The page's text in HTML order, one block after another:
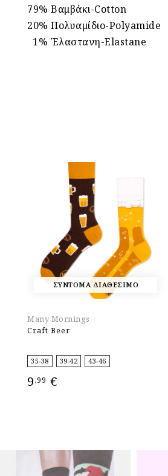
79% Βαμβάκι-Cotton
20% Πολυαμίδιο-Polyamide
1% Έλαστανη-Elastane
ΣΥΝΤΟΜΑ ΔΙΑΘΕΣΙΜΟ
Many Mornings
Craft Beer
35-38 39-42 43-46
9,99 €